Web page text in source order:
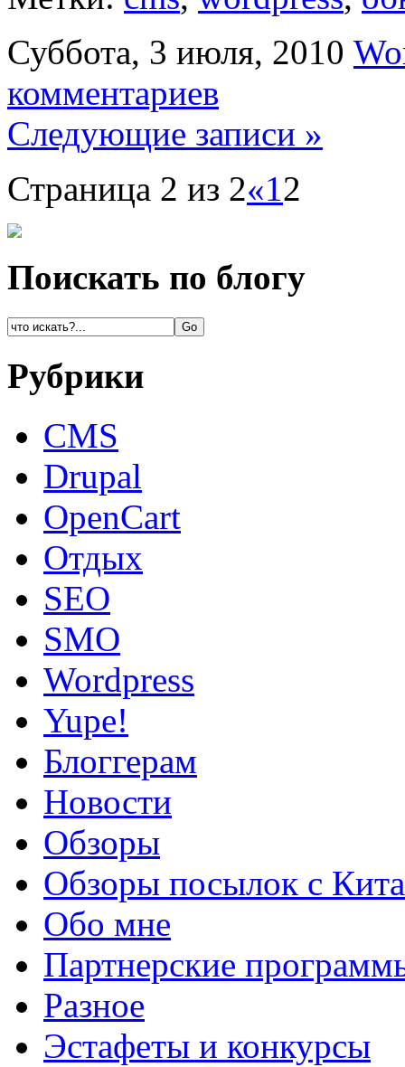
Суббота, 3 июля, 2010
комментариев
Следующие записи »
Страница 2 из 2«12
Поискать по блогу
Рубрики
CMS
Drupal
OpenCart
Oтдых
SEO
SMO
Wordpress
Yupe!
Блоггерам
Новости
Обзоры
Обзоры посылок с
Обо мне
Партнерские
Разное
Эстафеты и конкурсы